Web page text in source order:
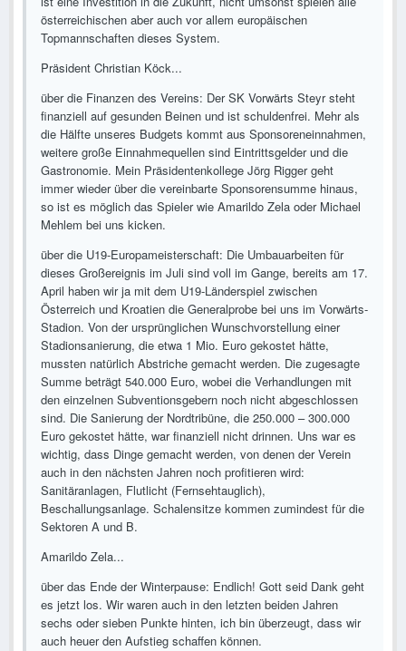
österreichischen aber auch vor allem europäischen
Topmannschaften dieses System.
Präsident Christian Köck...
über die Finanzen des Vereins: Der SK Vorwärts Steyr steht
finanziell auf gesunden Beinen und ist schuldenfrei. Mehr als
die Hälfte unseres Budgets kommt aus Sponsoreneinnahmen,
weitere große Einnahmequellen sind Eintrittsgelder und die
Gastronomie. Mein Präsidentenkollege Jörg Rigger geht
immer wieder über die vereinbarte Sponsorensumme hinaus,
so ist es möglich das Spieler wie Amarildo Zela oder Michael
Mehlem bei uns kicken.
über die U19-Europameisterschaft: Die Umbauarbeiten für
dieses Großereignis im Juli sind voll im Gange, bereits am 17.
April haben wir ja mit dem U19-Länderspiel zwischen
Österreich und Kroatien die Generalprobe bei uns im Vorwärts-
Stadion. Von der ursprünglichen Wunschvorstellung einer
Stadionsanierung, die etwa 1 Mio. Euro gekostet hätte,
mussten natürlich Abstriche gemacht werden. Die zugesagte
Summe beträgt 540.000 Euro, wobei die Verhandlungen mit
den einzelnen Subventionsgebern noch nicht abgeschlossen
sind. Die Sanierung der Nordtribüne, die 250.000 – 300.000
Euro gekostet hätte, war finanziell nicht drinnen. Uns war es
wichtig, dass Dinge gemacht werden, von denen der Verein
auch in den nächsten Jahren noch profitieren wird:
Sanitäranlagen, Flutlicht (Fernsehtauglich),
Beschallungsanlage. Schalensitze kommen zumindest für die
Sektoren A und B.
Amarildo Zela...
über das Ende der Winterpause: Endlich! Gott seid Dank geht
es jetzt los. Wir waren auch in den letzten beiden Jahren
sechs oder sieben Punkte hinten, ich bin überzeugt, dass wir
auch heuer den Aufstieg schaffen können.